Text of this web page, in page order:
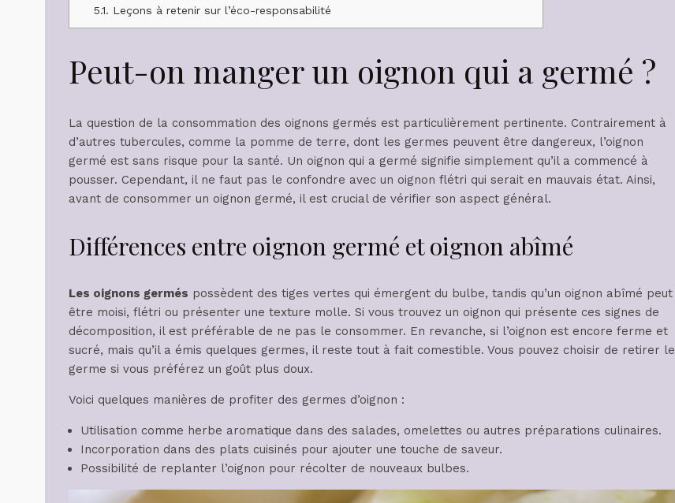
5.1. Leçons à retenir sur l’éco-responsabilité
Peut-on manger un oignon qui a germé ?
La question de la consommation des oignons germés est particulièrement pertinente. Contrairement à
d’autres tubercules, comme la pomme de terre, dont les germes peuvent être dangereux, l’oignon
germé est sans risque pour la santé. Un oignon qui a germé signifie simplement qu’il a commencé à
pousser. Cependant, il ne faut pas le confondre avec un oignon flétri qui serait en mauvais état. Ainsi,
avant de consommer un oignon germé, il est crucial de vérifier son aspect général.
Différences entre oignon germé et oignon abîmé
Les oignons germés possèdent des tiges vertes qui émergent du bulbe, tandis qu’un oignon abîmé peut
être moisi, flétri ou présenter une texture molle. Si vous trouvez un oignon qui présente ces signes de
décomposition, il est préférable de ne pas le consommer. En revanche, si l’oignon est encore ferme et
sucré, mais qu’il a émis quelques germes, il reste tout à fait comestible. Vous pouvez choisir de retirer le
germe si vous préférez un goût plus doux.
Voici quelques manières de profiter des germes d’oignon :
Utilisation comme herbe aromatique dans des salades, omelettes ou autres préparations culinaires.
Incorporation dans des plats cuisinés pour ajouter une touche de saveur.
Possibilité de replanter l’oignon pour récolter de nouveaux bulbes.